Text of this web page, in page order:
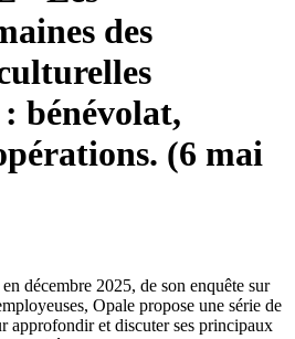
des
: bénévolat,
(6 mai
décembre 2025, de son enquête sur
Opale propose une série de
approfondir et discuter ses principaux